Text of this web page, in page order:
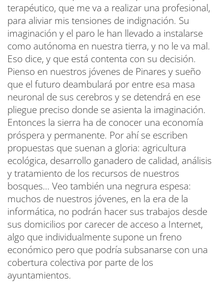
terapéutico, que me va a realizar una profesional,
para aliviar mis tensiones de indignación. Su
imaginación y el paro le han llevado a instalarse
como autónoma en nuestra tierra, y no le va mal.
Eso dice, y que está contenta con su decisión.
Pienso en nuestros jóvenes de Pinares y sueño
que el futuro deambulará por entre esa masa
neuronal de sus cerebros y se detendrá en ese
pliegue preciso donde se asienta la imaginación.
Entonces la sierra ha de conocer una economía
próspera y permanente. Por ahí se escriben
propuestas que suenan a gloria: agricultura
ecológica, desarrollo ganadero de calidad, análisis
y tratamiento de los recursos de nuestros
bosques… Veo también una negrura espesa:
muchos de nuestros jóvenes, en la era de la
informática, no podrán hacer sus trabajos desde
sus domicilios por carecer de acceso a Internet,
algo que individualmente supone un freno
económico pero que podría subsanarse con una
cobertura colectiva por parte de los
ayuntamientos.